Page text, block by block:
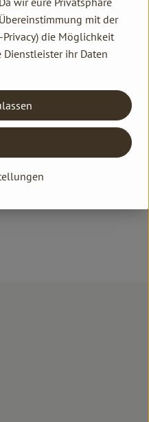
mit der
die Möglichkeit
ihr Daten